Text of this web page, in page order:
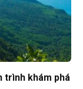
trình khám phá